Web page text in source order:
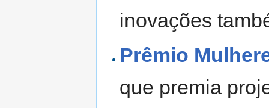
inovações
Prêmio
que premia